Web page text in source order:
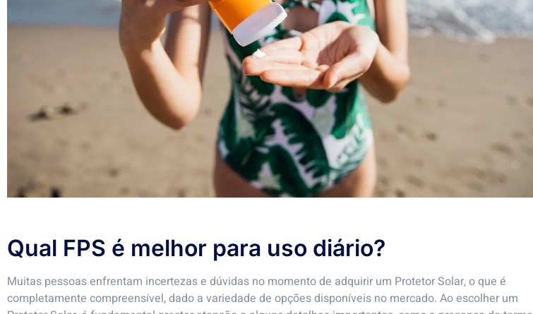
Qual FPS é melhor para uso diário?
Muitas pessoas enfrentam incertezas e dúvidas no momento de adquirir um Protetor Solar, o que é
completamente compreensível, dado a variedade de opções disponíveis no mercado. Ao escolher um